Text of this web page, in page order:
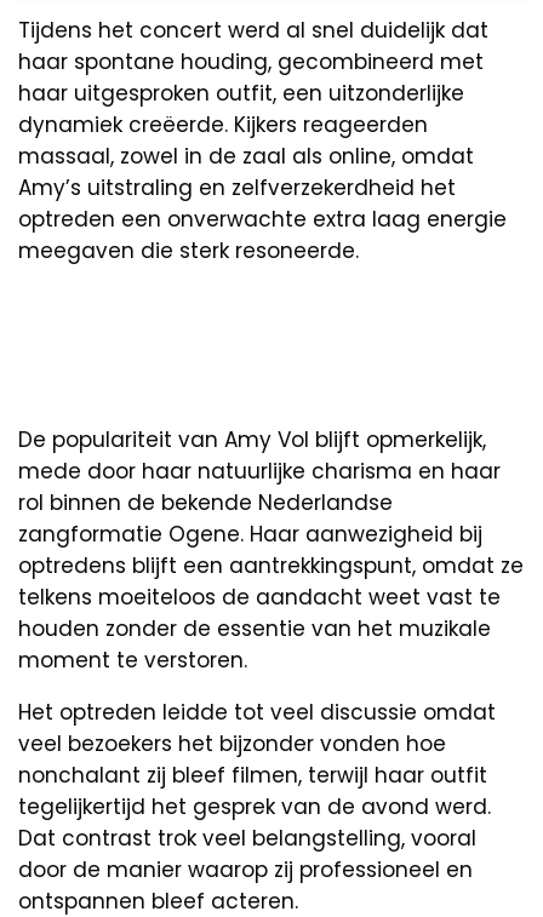
Tijdens het concert werd al snel duidelijk dat
haar spontane houding, gecombineerd met
haar uitgesproken outfit, een uitzonderlijke
dynamiek creëerde. Kijkers reageerden
massaal, zowel in de zaal als online, omdat
Amy’s uitstraling en zelfverzekerdheid het
optreden een onverwachte extra laag energie
meegaven die sterk resoneerde.
De populariteit van Amy Vol blijft opmerkelijk,
mede door haar natuurlijke charisma en haar
rol binnen de bekende Nederlandse
zangformatie Ogene. Haar aanwezigheid bij
optredens blijft een aantrekkingspunt, omdat ze
telkens moeiteloos de aandacht weet vast te
houden zonder de essentie van het muzikale
moment te verstoren.
Het optreden leidde tot veel discussie omdat
veel bezoekers het bijzonder vonden hoe
nonchalant zij bleef filmen, terwijl haar outfit
tegelijkertijd het gesprek van de avond werd.
Dat contrast trok veel belangstelling, vooral
door de manier waarop zij professioneel en
ontspannen bleef acteren.